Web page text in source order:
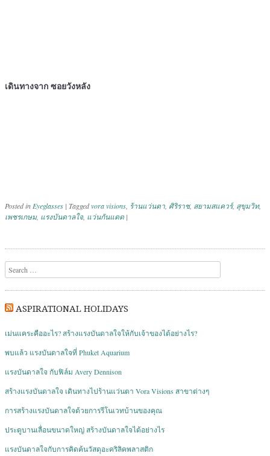
เดินทางจาก ซอยวังหลัง
Posted in Eyeglasses | Taggedvora visions ร้านแว่นตา ศิริราช, สยามสแควร์, สุขุมวิท,
เพชรเกษม, แรงบันดาลใจ, แว่นกันแดด |
Post navigation
Search
ASPIRATIONAL HOLIDAYS
เม่นแคระคืออะไร? สร้างแรงบันดาลใจให้กับเจ้าของได้อย่างไร?
พบแล้ว แรงบันดาลใจที่ Phuket Aquarium
แรงบันดาลใจ กับฟิล์ม Avery Dennison
สร้างแรงบันดาลใจ เดินทางไปร้านแว่นตา Vora Visions สาขาต่างๆ
การสร้างแรงบันดาลใจด้วยการรีโนเวทบ้านของคุณ
ประตูบานเลื่อนขนาดใหญ่ สร้างบันดาลใจได้อย่างไร
แรงบันดาลใจกับการคิดค้นวัสดุอะคริลิคพลาสติก